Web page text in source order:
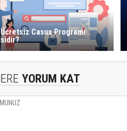
Casus Programı
YORUM KAT